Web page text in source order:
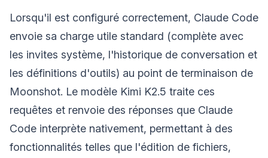
Lorsqu'il est configuré correctement, Claude Code
envoie sa charge utile standard (complète avec
les invites système, l'historique de conversation et
les définitions d'outils) au point de terminaison de
Moonshot. Le modèle Kimi K2.5 traite ces
requêtes et renvoie des réponses que Claude
Code interprète nativement, permettant à des
fonctionnalités telles que l'édition de fichiers,